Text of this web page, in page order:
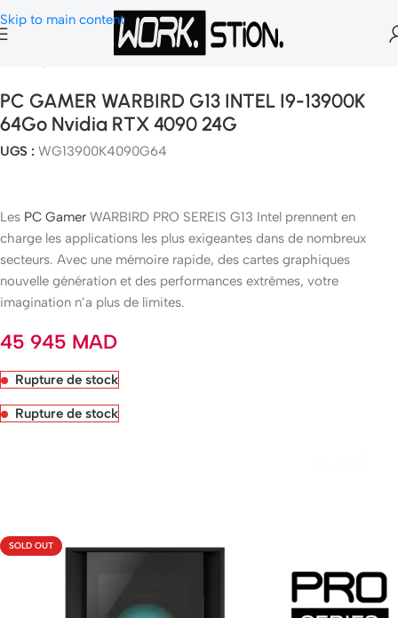
Skip to main content
Station de Travail Fix
PC GAMER WARBIRD G13 INTEL I9-13900K
64Go Nvidia RTX 4090 24G
UGS : WG13900K4090G64
Les PC Gamer WARBIRD PRO SEREIS G13 Intel prennent en
charge les applications les plus exigeantes dans de nombreux
secteurs. Avec une mémoire rapide, des cartes graphiques
nouvelle génération et des performances extrêmes, votre
imagination n’a plus de limites.
45 945 MAD
Rupture de stock
Rupture de stock
SOLD OUT